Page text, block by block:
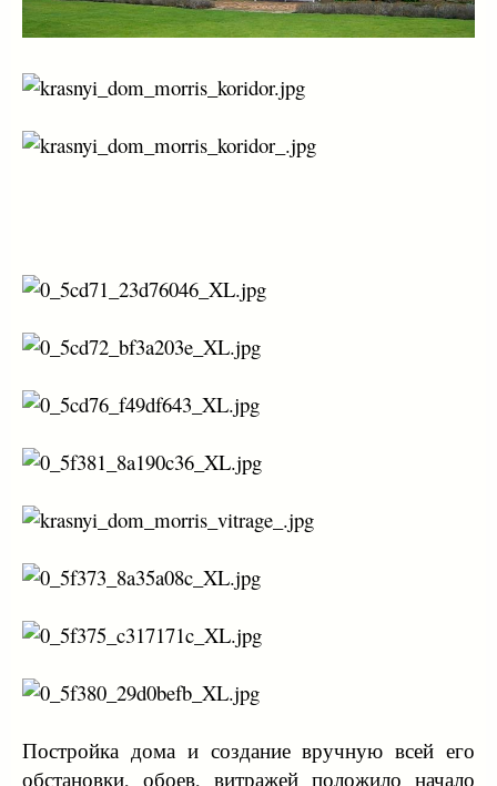
Постройка дома и создание вручную всей его
обстановки, обоев, витражей положило начало